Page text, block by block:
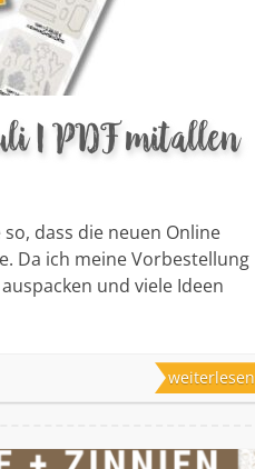
| PDF mit allen
dass die neuen Online
Da ich meine Vorbestellung
und viele Ideen
weiterlesen